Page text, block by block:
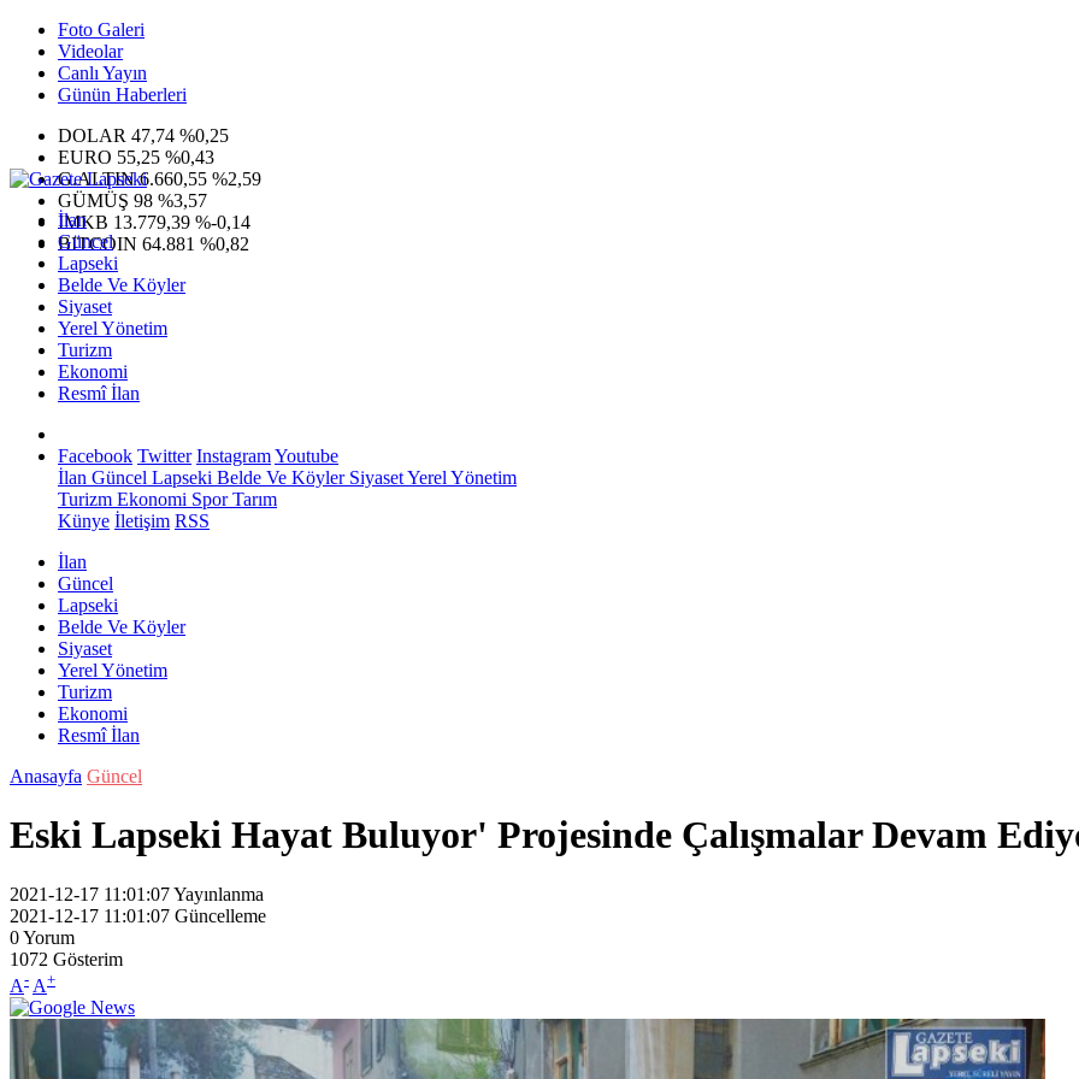
Foto Galeri
Videolar
Canlı Yayın
Günün Haberleri
DOLAR 47,74 %0,25
EURO 55,25 %0,43
G.ALTIN6.660,55 %2,59
GÜMÜŞ 98 %3,57
IMKB 13.779,39 %-0,14
BITCOIN 64.881 %0,82
İlan
Güncel
Lapseki
Belde Ve Köyler
Siyaset
Yerel Yönetim
Turizm
Ekonomi
Resmî İlan
Facebook Twitter InstagramYoutube
İlan Güncel Lapseki Belde Ve KöylerSiyasetYerel Yönetim
Turizm Ekonomi SporTarım
Künye İletişim RSS
İlan
Güncel
Lapseki
Belde Ve Köyler
Siyaset
Yerel Yönetim
Turizm
Ekonomi
Resmî İlan
Anasayfa Güncel
Eski Lapseki Hayat Buluyor' Projesinde Çalışmalar Devam
2021-12-17 11:01:07Yayınlanma
2021-12-17 11:01:07 Güncelleme
0Yorum
1072 Gösterim
A- A+